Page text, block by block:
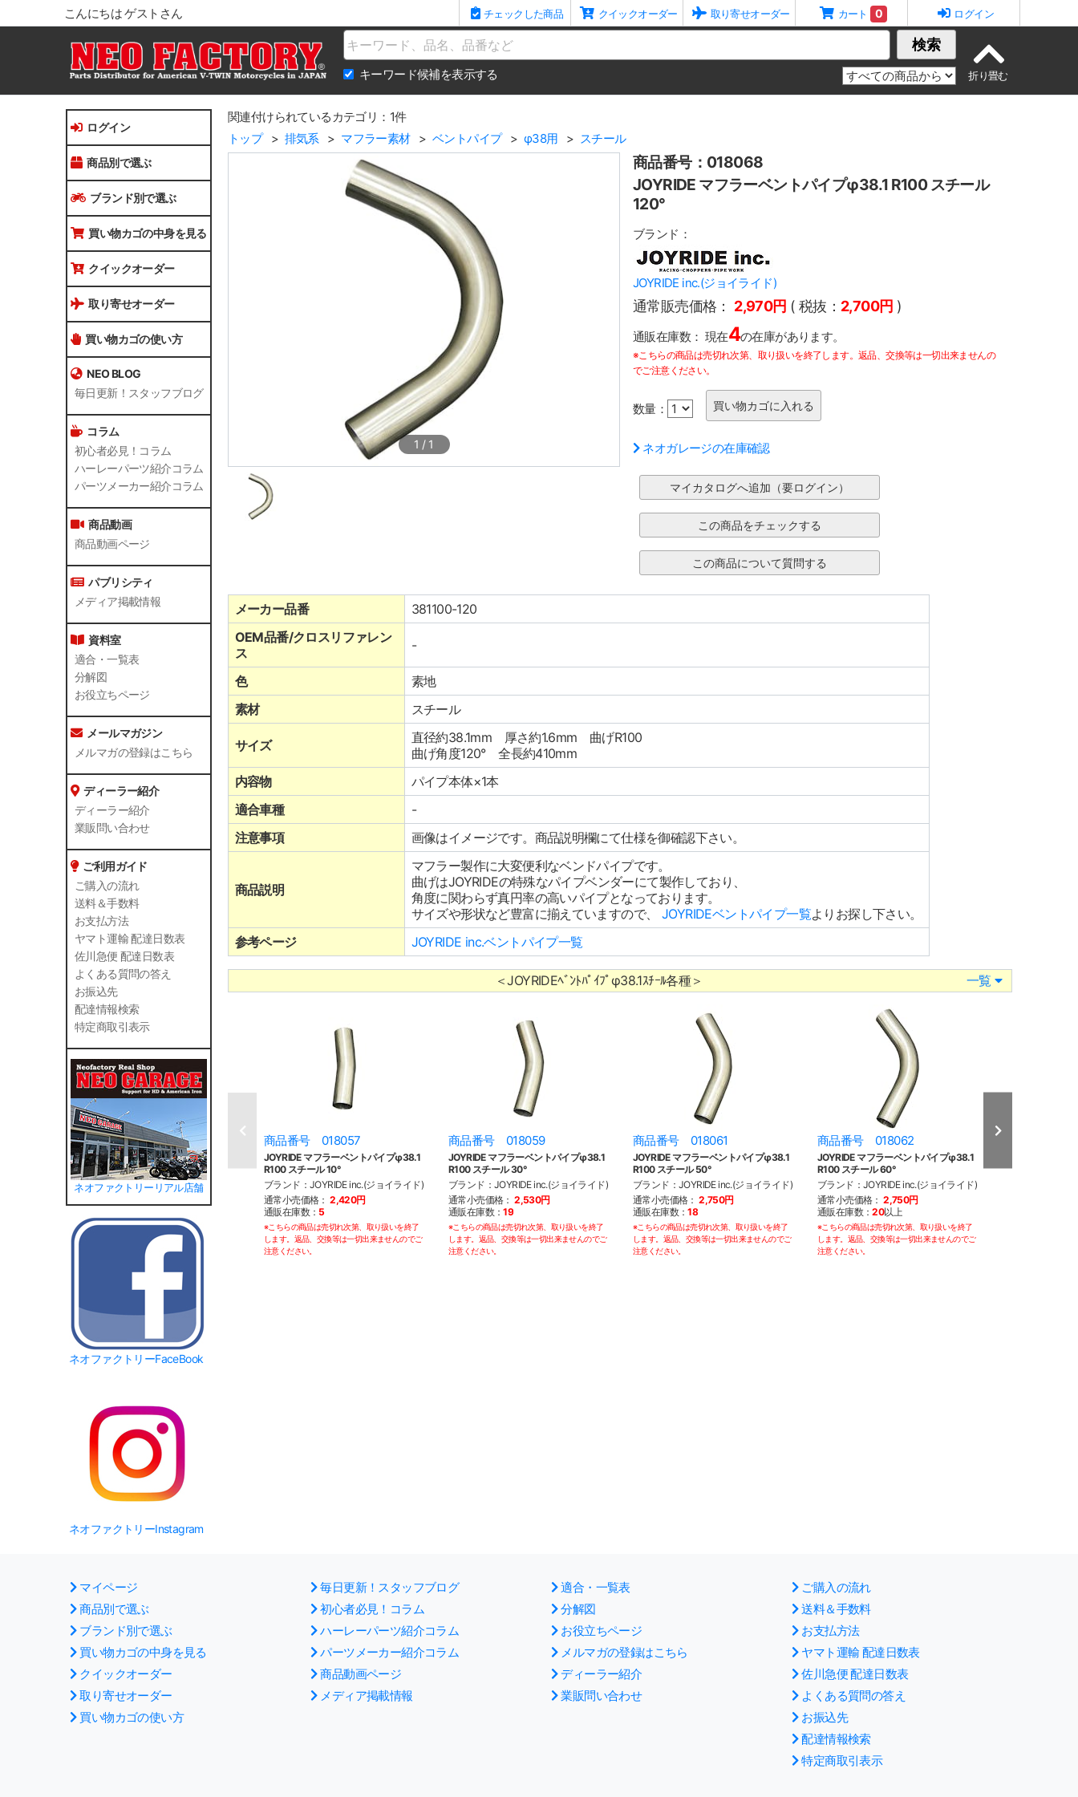
こんにちは ゲストさん チェックした商品 クイックオーダー 取り寄せオーダー カート 0 ログイン
Name 検索
キーワード候補を表示する
ログイン
商品別で選ぶ
ブランド別で選ぶ
買い物カゴの中身を見る
クイックオーダー
取り寄せオーダー
買い物カゴの使い方
NEO BLOG
毎日更新！スタッフブログ
コラム
初心者必見！コラム
ハーレーパーツ紹介コラム
パーツメーカー紹介コラム
商品動画
商品動画ページ
パブリシティ
メディア掲載情報
資料室
適合・一覧表
分解図
お役立ちページ
メールマガジン
メルマガの登録はこちら
ディーラー紹介
ディーラー紹介
業販問い合わせ
ご利用ガイド
ご購入の流れ
送料＆手数料
お支払方法
ヤマト運輸 配達日数表
佐川急便 配達日数表
よくある質問の答え
お振込先
配達情報検索
特定商取引表示
ネオファクトリーリアル店舗
ネオファクトリーFaceBook
ネオファクトリーInstagram
関連付けられているカテゴリ：1件
トップ
排気系 マフラー素材 ベントパイプ φ38用 スチール
1 / 1
商品番号：018068
JOYRIDE マフラーベントパイプφ38.1 R100 スチール
120°
ブランド：
JOYRIDE inc.(ジョイライド)
通常販売価格： 2,970円 ( 税抜： 2,700円 )
通販在庫数： 現在4の在庫があります。
※こちらの商品は売切れ次第、取り扱いを終了します。返品、交換等は一切出来ませんの
でご注意ください。
数量：
ネオガレージの在庫確認
メーカー品番
381100-120
OEM品番/クロスリファレン
ス
-
色
素地
素材
スチール
サイズ
直径約38.1mm 厚さ約1.6mm 曲げR100
曲げ角度120° 全長約410mm
内容物
パイプ本体×1本
適合車種
-
注意事項
画像はイメージです。商品説明欄にて仕様を御確認下さい。
商品説明
マフラー製作に大変便利なベンドパイプです。
曲げはJOYRIDEの特殊なパイプベンダーにて製作しており、
角度に関わらず真円率の高いパイプとなっております。
サイズや形状など豊富に揃えていますので、 JOYRIDEベントパイプ一覧よりお探し下さい。
参考ページ
JOYRIDE inc.ベントパイプ一覧
＜JOYRIDEﾍﾞﾝﾄﾊﾟｲﾌﾟφ38.1ｽﾁｰﾙ各種＞ 一覧
商品番号 018057
JOYRIDE マフラーベントパイプφ38.1
R100 スチール 10°
ブランド：JOYRIDE inc.(ジョイライド)
通常小売価格： 2,420円
通販在庫数：5
※こちらの商品は売切れ次第、取り扱いを終了
します。返品、交換等は一切出来ませんのでご
注意ください。
商品番号 018059
JOYRIDE マフラーベントパイプφ38.1
R100 スチール 30°
ブランド：JOYRIDE inc.(ジョイライド)
通常小売価格： 2,530円
通販在庫数：19
※こちらの商品は売切れ次第、取り扱いを終了
します。返品、交換等は一切出来ませんのでご
注意ください。
商品番号 018061
JOYRIDE マフラーベントパイプφ38.1
R100 スチール 50°
ブランド：JOYRIDE inc.(ジョイライド)
通常小売価格： 2,750円
通販在庫数：18
※こちらの商品は売切れ次第、取り扱いを終了
します。返品、交換等は一切出来ませんのでご
注意ください。
商品番号 018062
JOYRIDE マフラーベントパイプφ38.1
R100 スチール 60°
ブランド：JOYRIDE inc.(ジョイライド)
通常小売価格： 2,750円
通販在庫数：20以上
※こちらの商品は売切れ次第、取り扱いを終了
します。返品、交換等は一切出来ませんのでご
注意ください。
R100 スチール
マイページ
商品別で選ぶ
ブランド別で選ぶ
買い物カゴの中身を見る
クイックオーダー
取り寄せオーダー
買い物カゴの使い方
毎日更新！スタッフブログ
初心者必見！コラム
ハーレーパーツ紹介コラム
パーツメーカー紹介コラム
商品動画ページ
メディア掲載情報
適合・一覧表
分解図
お役立ちページ
メルマガの登録はこちら
ディーラー紹介
業販問い合わせ
ご購入の流れ
送料＆手数料
お支払方法
ヤマト運輸 配達日数表
佐川急便 配達日数表
よくある質問の答え
お振込先
配達情報検索
特定商取引表示